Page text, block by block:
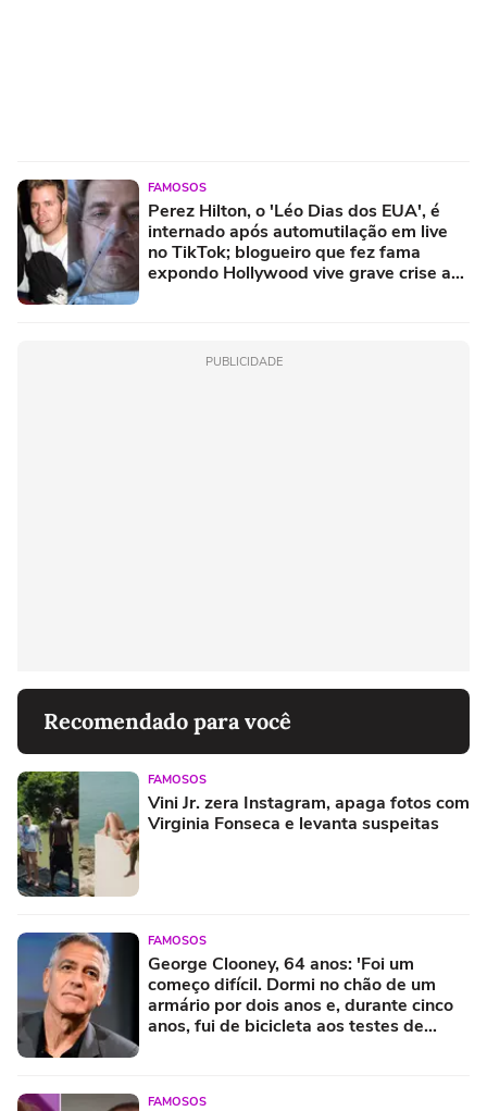
FAMOSOS
Perez Hilton, o 'Léo Dias dos EUA', é
internado após automutilação em live
no TikTok; blogueiro que fez fama
expondo Hollywood vive grave crise aos
PUBLICIDADE
Recomendado para você
FAMOSOS
Vini Jr. zera Instagram, apaga fotos com
Virginia Fonseca e levanta suspeitas
FAMOSOS
George Clooney, 64 anos: 'Foi um
começo difícil. Dormi no chão de um
armário por dois anos e, durante cinco
anos, fui de bicicleta aos testes de
FAMOSOS